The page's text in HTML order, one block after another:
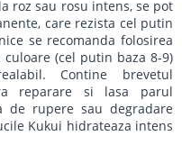
roz sau rosu intens, se pot
care rezista cel putin
se recomanda folosirea
(cel putin baza 8-9)
Contine brevetul
reparare si lasa parul
de rupere sau degradare
Kukui hidrateaza intens